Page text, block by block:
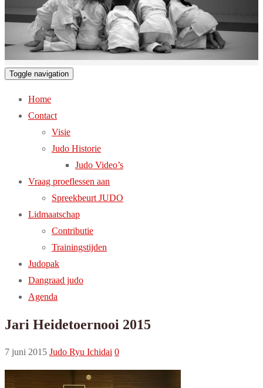
Toggle navigation
Home
Contact
Visie
Judo Historie
Judo Video’s
Vraag proeflessen aan
Spreekbeurt JUDO
Lidmaatschap
Contributie
Trainingstijden
Judopak
Dangraad judo
Agenda
Jari Heidetoernooi 2015
7 juni 2015 Judo Ryu Ichidai 0